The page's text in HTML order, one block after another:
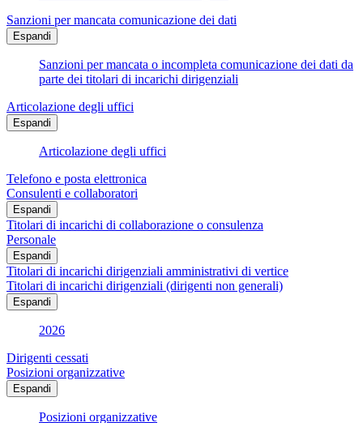
Sanzioni per mancata comunicazione dei dati
Espandi
Sanzioni per mancata o incompleta comunicazione dei dati da
parte dei titolari di incarichi dirigenziali
Articolazione degli uffici
Espandi
Articolazione degli uffici
Telefono e posta elettronica
Consulenti e collaboratori
Espandi
Titolari di incarichi di collaborazione o consulenza
Personale
Espandi
Titolari di incarichi dirigenziali amministrativi di vertice
Titolari di incarichi dirigenziali (dirigenti non generali)
Espandi
2026
Dirigenti cessati
Posizioni organizzative
Espandi
Posizioni organizzative